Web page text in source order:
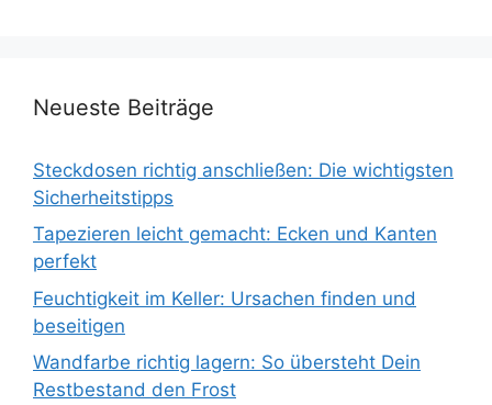
Neueste Beiträge
Steckdosen richtig anschließen: Die wichtigsten
Sicherheitstipps
Tapezieren leicht gemacht: Ecken und Kanten
perfekt
Feuchtigkeit im Keller: Ursachen finden und
beseitigen
Wandfarbe richtig lagern: So übersteht Dein
Restbestand den Frost